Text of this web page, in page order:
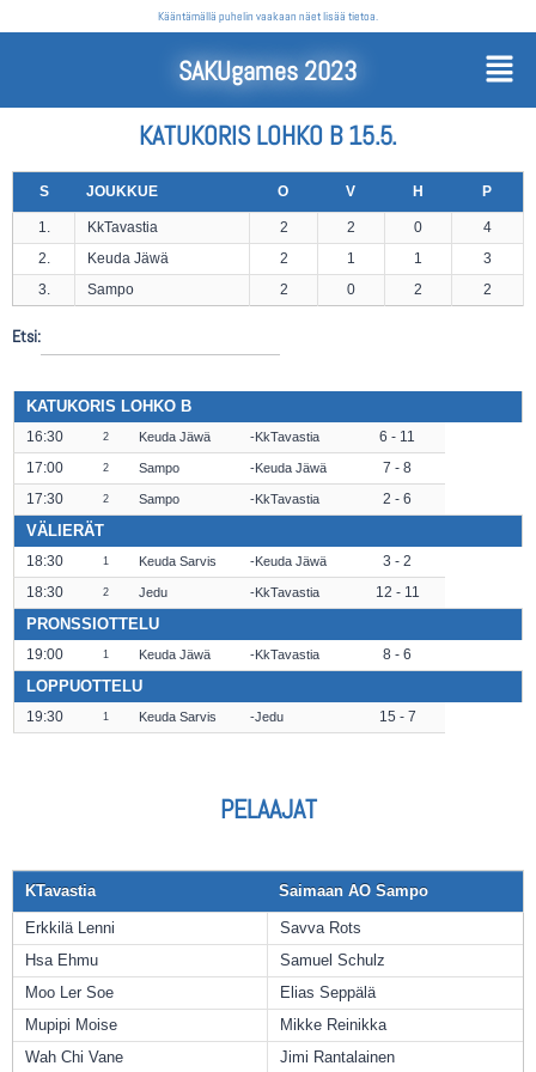
Kääntämällä puhelin vaakaan näet lisää tietoa.
SAKUgames 2023
KATUKORIS LOHKO B 15.5.
S JOUKKUE O V H P
1. KkTavastia 2 2 0
4
2.
Keuda Jäwä 2 1 1
3
3.
Sampo 2 0 2 2
Etsi:
KATUKORIS LOHKO B
16:30 2 Keuda Jäwä KkTavastia
6 - 11
17:00
2 Sampo Keuda Jäwä
7 - 8
17:30
2 Sampo KkTavastia 2 - 6
VÄLIERÄT
18:30 1 Keuda Sarvis Keuda Jäwä
3 - 2
18:30
2 Jedu KkTavastia 12 - 11
PRONSSIOTTELU
19:00 1 Keuda Jäwä KkTavastia 8 - 6
LOPPUOTTELU
19:30 1 Keuda Sarvis Jedu 15 - 7
PELAAJAT
KTavastia Saimaan AO Sampo
Erkkilä Lenni
Savva Rots
Hsa Ehmu
Samuel Schulz
Moo Ler Soe
Elias Seppälä
Mupipi Moise
Mikke Reinikka
Wah Chi Vane
Jimi Rantalainen